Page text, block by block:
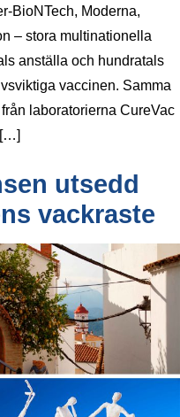
BioNTech, Moderna,
– stora multinationella
anställa och hundratals
vaccinen. Samma
laboratorierna CureVac
[…]
utsedd
vackraste